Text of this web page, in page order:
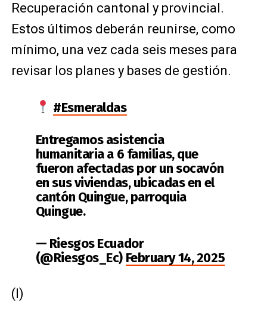
Recuperación cantonal y provincial.
Estos últimos deberán reunirse, como
mínimo, una vez cada seis meses para
revisar los planes y bases de gestión.
#Esmeraldas
Entregamos asistencia
humanitaria a 6 familias, que
fueron afectadas por un socavón
en sus viviendas, ubicadas en el
cantón Quingue, parroquia
Quingue.
— Riesgos Ecuador
(@Riesgos_Ec) February 14, 2025
(I)